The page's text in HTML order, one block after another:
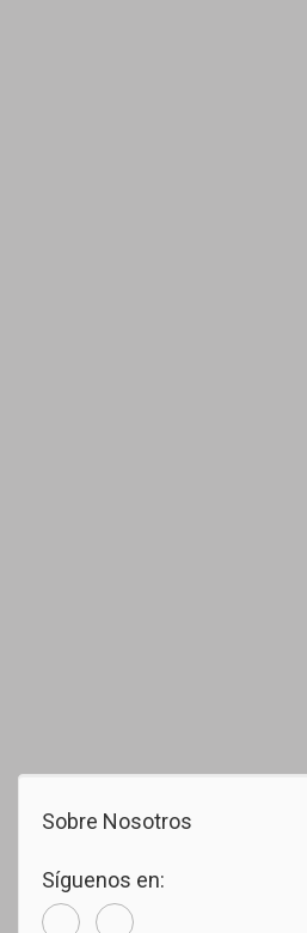
Sobre Nosotros
Síguenos en: